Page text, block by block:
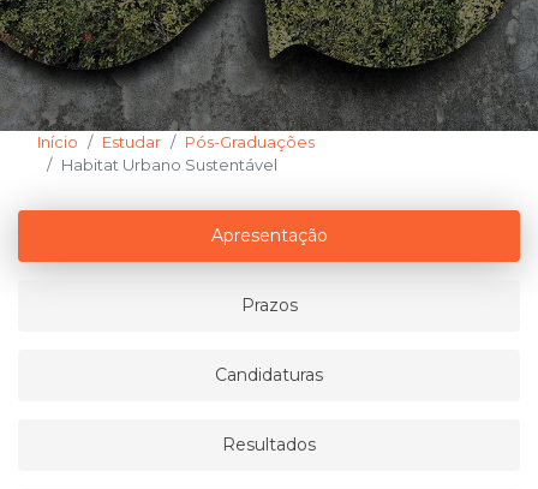
Início Estudar
Pós-Graduações
Habitat Urbano Sustentável
Apresentação
Prazos
Candidaturas
Resultados